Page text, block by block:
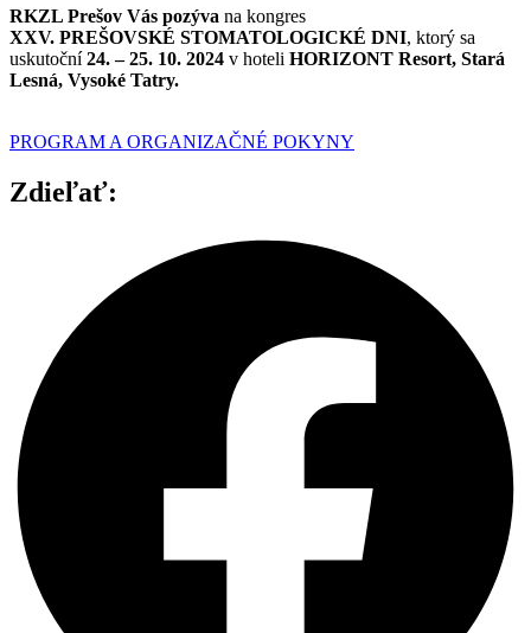
RKZL Prešov Vás pozýva na kongres
XXV. PREŠOVSKÉ STOMATOLOGICKÉ DNI, ktorý sa
uskutoční 24. – 25. 10. 2024 v hoteli HORIZONT Resort, Stará
Lesná, Vysoké Tatry.
PROGRAM A ORGANIZAČNÉ POKYNY
Zdieľať: